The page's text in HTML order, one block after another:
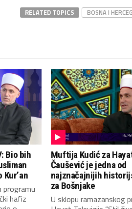
RELATED TOPICS BOSNA I
Bio bih
programu
hafiz
Muftija Kudić za
Čaušević je jedna od
najznačajnijih
za Bošnjake
U sklopu ramazanskog